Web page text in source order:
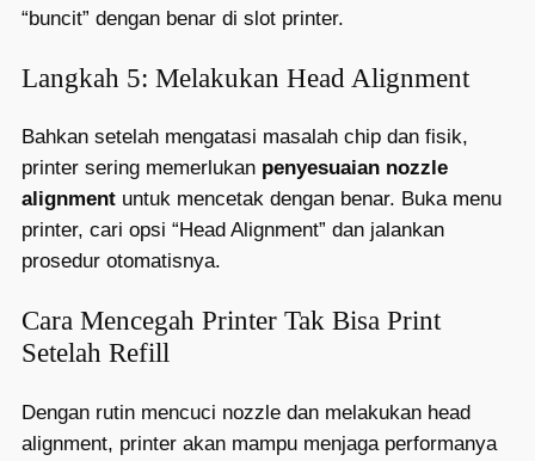
“buncit” dengan benar di slot printer.
Langkah 5: Melakukan Head Alignment
Bahkan setelah mengatasi masalah chip dan fisik,
printer sering memerlukan penyesuaian nozzle
alignment untuk mencetak dengan benar. Buka menu
printer, cari opsi “Head Alignment” dan jalankan
prosedur otomatisnya.
Cara Mencegah Printer Tak Bisa Print
Setelah Refill
Dengan rutin mencuci nozzle dan melakukan head
alignment, printer akan mampu menjaga performanya